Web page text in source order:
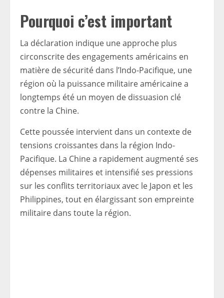
Pourquoi c’est important
La déclaration indique une approche plus
circonscrite des engagements américains en
matière de sécurité dans l’Indo-Pacifique, une
région où la puissance militaire américaine a
longtemps été un moyen de dissuasion clé
contre la Chine.
Cette poussée intervient dans un contexte de
tensions croissantes dans la région Indo-
Pacifique. La Chine a rapidement augmenté ses
dépenses militaires et intensifié ses pressions
sur les conflits territoriaux avec le Japon et les
Philippines, tout en élargissant son empreinte
militaire dans toute la région.